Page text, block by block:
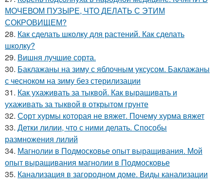
МОЧЕВОМ ПУЗЫРЕ, ЧТО ДЕЛАТЬ С ЭТИМ
СОКРОВИЩЕМ?
28. Как сделать школку для растений. Как сделать
школку?
29. Вишня лучшие сорта.
30. Баклажаны на зиму с яблочным уксусом. Баклажаны
с чесноком на зиму без стерилизации
31. Как ухаживать за тыквой. Как выращивать и
ухаживать за тыквой в открытом грунте
32. Сорт хурмы которая не вяжет. Почему хурма вяжет
33. Детки лилии, что с ними делать. Способы
размножения лилий
34. Магнолии в Подмосковье опыт выращивания. Мой
опыт выращивания магнолии в Подмосковье
35. Канализация в загородном доме. Виды канализации